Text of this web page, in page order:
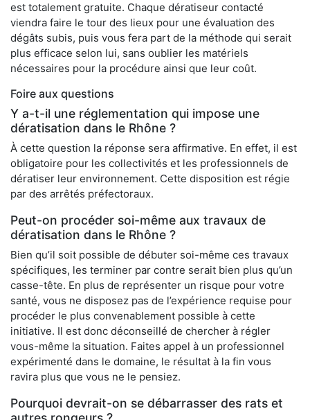
est totalement gratuite. Chaque dératiseur contacté
viendra faire le tour des lieux pour une évaluation des
dégâts subis, puis vous fera part de la méthode qui serait
plus efficace selon lui, sans oublier les matériels
nécessaires pour la procédure ainsi que leur coût.
Foire aux questions
Y a-t-il une réglementation qui impose une
dératisation dans le Rhône ?
À cette question la réponse sera affirmative. En effet, il est
obligatoire pour les collectivités et les professionnels de
dératiser leur environnement. Cette disposition est régie
par des arrêtés préfectoraux.
Peut-on procéder soi-même aux travaux de
dératisation dans le Rhône ?
Bien qu’il soit possible de débuter soi-même ces travaux
spécifiques, les terminer par contre serait bien plus qu’un
casse-tête. En plus de représenter un risque pour votre
santé, vous ne disposez pas de l’expérience requise pour
procéder le plus convenablement possible à cette
initiative. Il est donc déconseillé de chercher à régler
vous-même la situation. Faites appel à un professionnel
expérimenté dans le domaine, le résultat à la fin vous
ravira plus que vous ne le pensiez.
Pourquoi devrait-on se débarrasser des rats et